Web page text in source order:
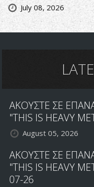
July 08, 2026
ΑΚΟΥΣΤΕ ΣΕ
"THIS IS HEAVY
August 05, 2026
ΑΚΟΥΣΤΕ ΣΕ
"THIS IS HEAVY
07-26